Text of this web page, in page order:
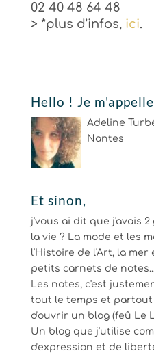
02 40 48 64 48
> *plus d’infos, ici.
Hello ! Je
Adeline
Nantes
Et sinon,
j'vous ai dit que j'avais
la vie ? La mode et les
l'Histoire de l'Art, la mer
petits carnets de
Les notes, c'est
tout le temps et partout
d'ouvrir un blog (feû Le
Un blog que j'utilise
d'expression et de